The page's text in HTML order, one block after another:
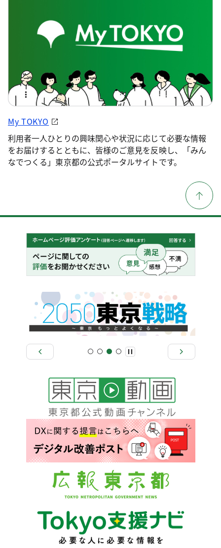
My TOKYO
利用者一人ひとりの興味関心や状況に応じて必要な情報
をお届けするとともに、皆様のご意見を反映し、「みん
なでつくる」東京都の公式ポータルサイトです。